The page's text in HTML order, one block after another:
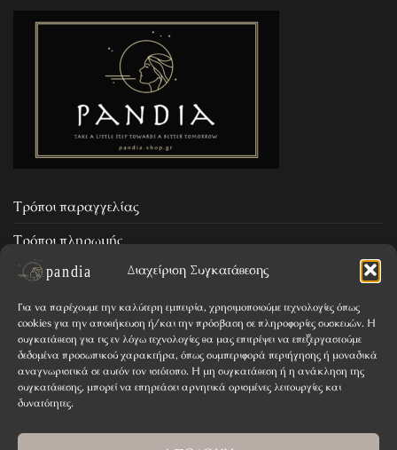
Διαχείριση Συγκατάθεσης
Για να παρέχουμε την καλύτερη εμπειρία, χρησιμοποιούμε τεχνολογίες όπως
cookies για την αποθήκευση ή/και την πρόσβαση σε πληροφορίες συσκευών. Η
συγκατάθεση για τις εν λόγω τεχνολογίες θα μας επιτρέψει να επεξεργαστούμε
δεδομένα προσωπικού χαρακτήρα, όπως συμπεριφορά περιήγησης ή μοναδικά
αναγνωριστικά σε αυτόν τον ιστότοπο. Η μη συγκατάθεση ή η ανάκληση της
συγκατάθεσης, μπορεί να επηρεάσει αρνητικά ορισμένες λειτουργίες και
δυνατότητες.
Τρόποι παραγγελίας
Τρόποι πληρωμής
Επιστροφή προϊόντων
Όροι & Προϋποθέσεις
Απόρρητο
Επικοινωνία
Πολιτική Cookies (ΕΕ)